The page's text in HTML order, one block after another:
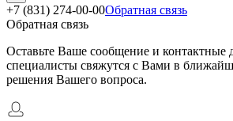
+7 (831) 274-00-00Обратная связь
Обратная связь
Оставьте Ваше сообщение и
специалисты свяжутся с Вами в
решения Вашего вопроса.